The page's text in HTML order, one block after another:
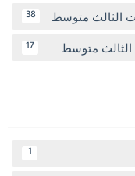
الثالث متوسط 38
الثالث متوسط 17
1